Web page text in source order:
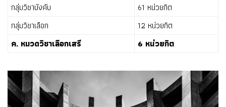
กลุ่มวิชาบังคับ
61 หน่วยกิต
กลุ่มวิชาเลือก
12 หน่วยกิต
ค. หมวดวิชาเลือกเสรี
6 หน่วยกิต